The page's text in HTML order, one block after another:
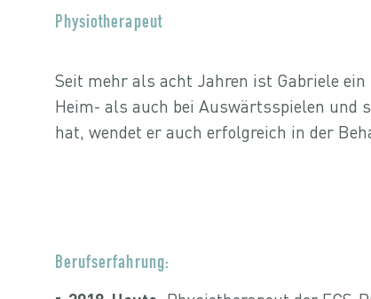
Physiotherapeut
Seit mehr als acht Jahren ist Gabriele
Heim- als auch bei Auswärtsspielen und
hat, wendet er auch erfolgreich in der
Berufserfahrung: